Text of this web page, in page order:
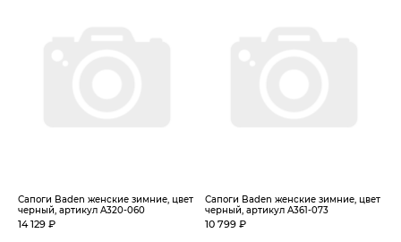
Сапоги Baden женские зимние, цвет
черный, артикул A320-060
14 129 ₽
Сапоги Baden женские зимние, цвет
черный, артикул A361-073
10 799 ₽